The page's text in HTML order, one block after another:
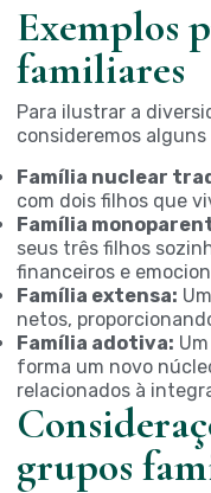
Exemplos
familiares
Para ilustrar a
consideremos
Família nuclear
com dois filhos que
Família
seus três filhos
financeiros e
Família extensa:
netos,
Família adotiva:
forma um novo
relacionados à
grupos